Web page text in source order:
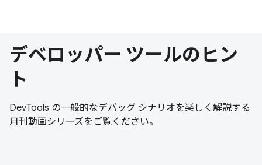
デベロッパー ツールのヒン
ト
DevTools の一般的なデバッグ シナリオを楽しく解説する
月刊動画シリーズをご覧ください。